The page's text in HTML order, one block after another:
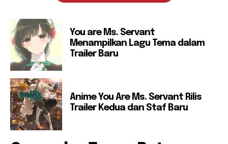
You are Ms. Servant
Menampilkan Lagu Tema dalam
Trailer Baru
Anime You Are Ms. Servant Rilis
Trailer Kedua dan Staf Baru